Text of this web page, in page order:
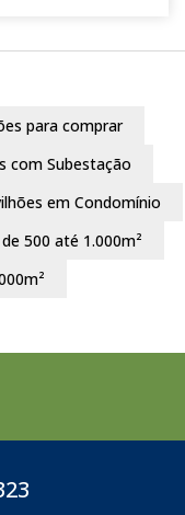
para comprar
com Subestação
em Condomínio
500 até 1.000m²